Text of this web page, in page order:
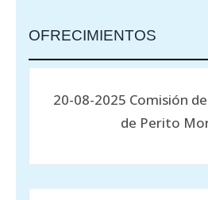
OFRECIMIENTOS
20-08-2025 Comisión
de Perito